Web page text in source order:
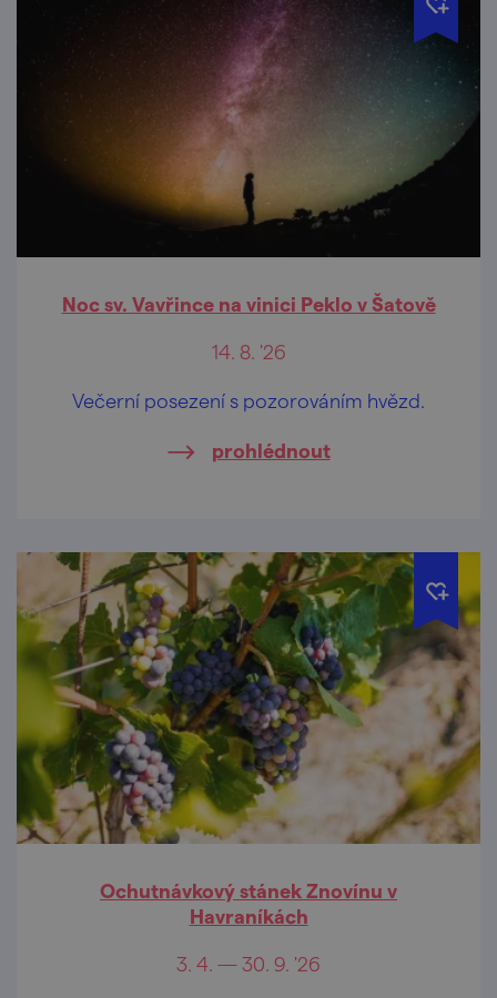
Noc sv. Vavřince na vinici Peklo v Šatově
14. 8. '26
Večerní posezení s pozorováním hvězd.
prohlédnout
Ochutnávkový stánek Znovínu v
Havraníkách
3. 4. — 30. 9. '26